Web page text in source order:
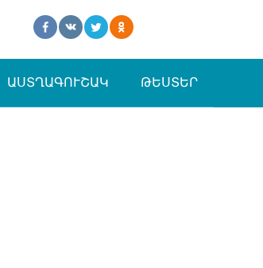
ԱՍՏՂԱԳՈՒՇԱԿ ԹԵՍՏԵՐ